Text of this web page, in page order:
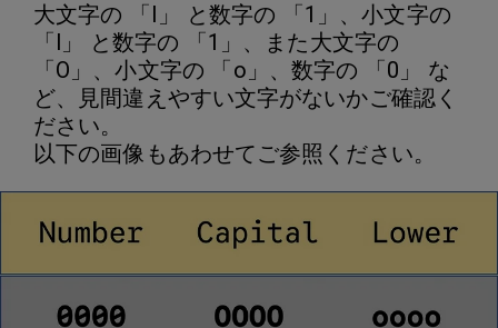
大文字の 「I」 と数字の 「1」、小文字の
「l」 と数字の 「1」、また大文字の
「O」、小文字の 「o」、数字の 「0」 な
ど、見間違えやすい文字がないかご確認く
ださい。
以下の画像もあわせてご参照ください。